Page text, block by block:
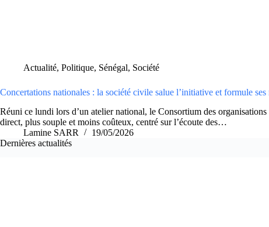
Actualité, Politique, Sénégal, Société
Concertations nationales : la société civile salue l’initiative et formule ses
Réuni ce lundi lors d’un atelier national, le Consortium des
direct, plus souple et moins coûteux, centré sur l’écoute des…
Lamine SARR
19/05/2026
Dernières actualités